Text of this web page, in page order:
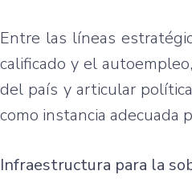
Entre las líneas
calificado y el
del país y articular
como instancia adecuada
Infraestructura para la